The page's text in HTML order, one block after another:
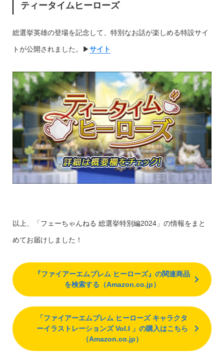
ティータイムヒーローズ
総選挙英雄の登場を記念して、特別なお話が楽しめる特設サイ
トが公開されました。▶︎サイト
以上、「フェーちゃんねる 総選挙特別編2024」の情報をまと
めてお届けしました！
『ファイアーエムブレム ヒーローズ』の関連商品
を検索する（Amazon.co.jp）
「ファイアーエムブレム ヒーローズ キャラクタ
ーイラストレーションズ Vol.I 」の購入はこちら
（Amazon.co.jp）